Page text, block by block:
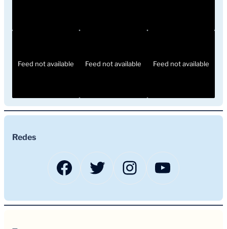
Feed not available Feed not available Feed not available
Redes
Facebook
TwitterInstagram